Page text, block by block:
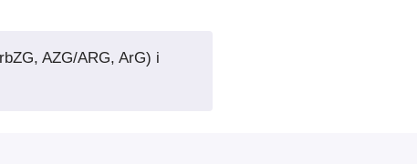
AZG/ARG, ArG) i